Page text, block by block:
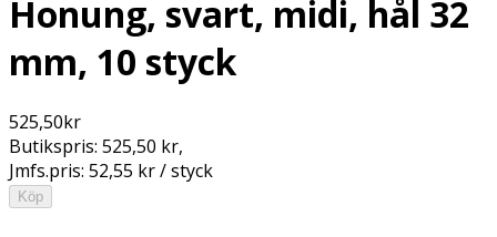
Honung, svart, midi, hål 32
mm, 10 styck
525,50kr
Butikspris: 525,50 kr,
Jmfs.pris: 52,55 kr / styck
Köp